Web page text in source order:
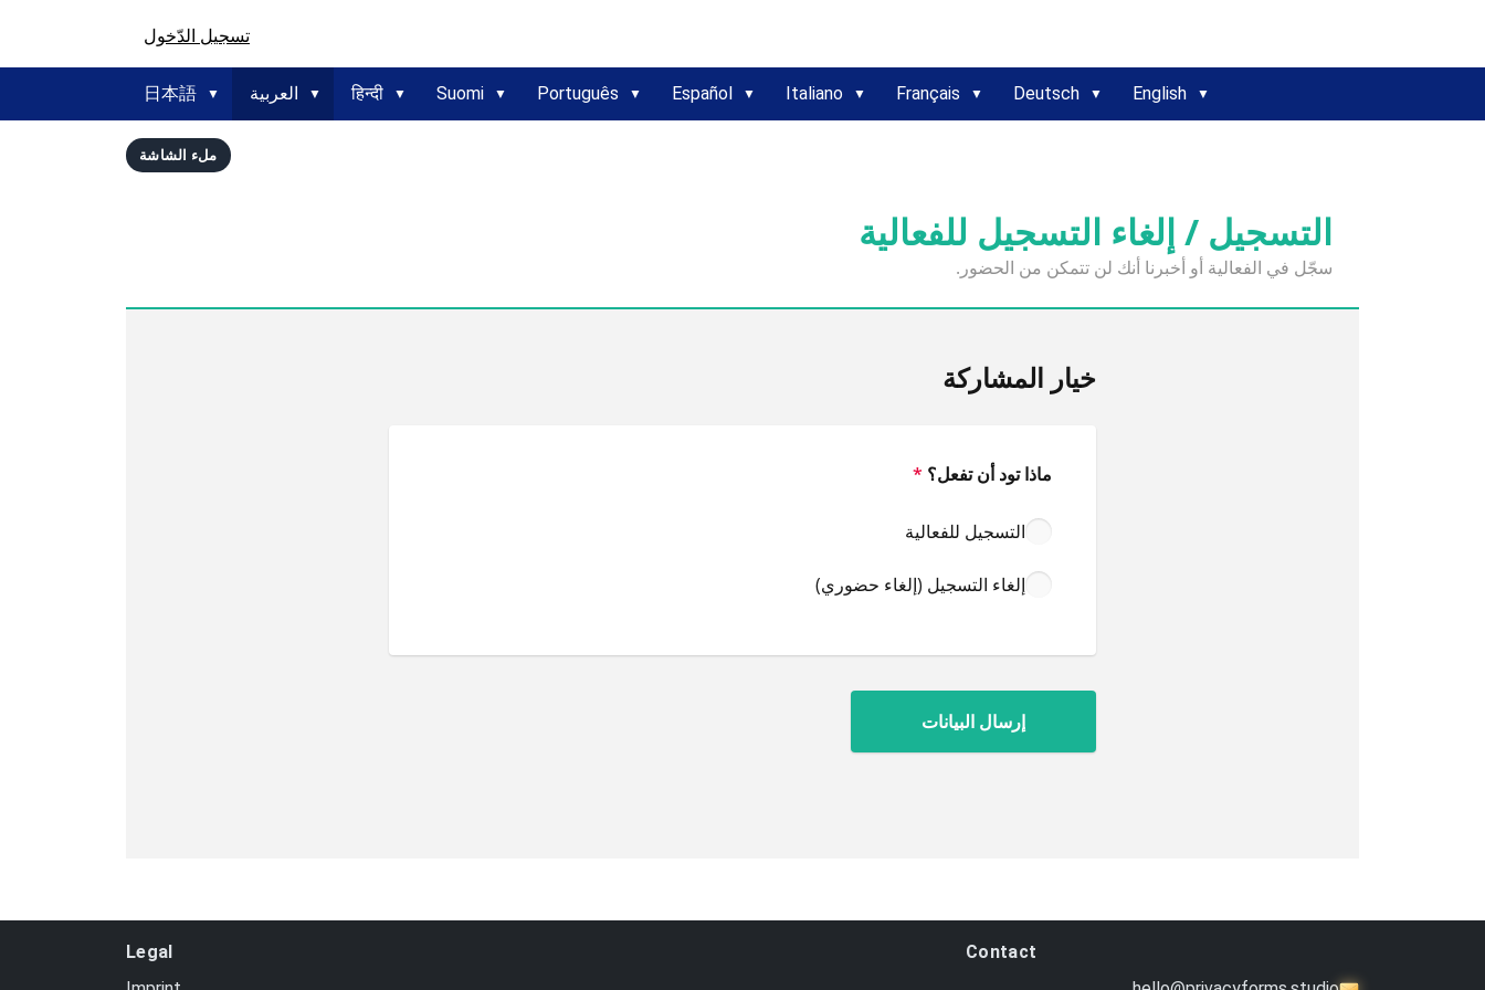
تسجيل الدّخول
English
Deutsch
Français
Italiano
Español
Português
Suomi
हिन्दी العربية 日本語
ملء الشاشة
التسجيل / إلغاء التسجيل للفعالية
سجّل في الفعالية أو أخبرنا أنك لن تتمكن من الحضور.
خيار المشاركة
ماذا تود أن تفعل؟ *
التسجيل للفعالية
إلغاء التسجيل (إلغاء حضوري)
Contact
Legal